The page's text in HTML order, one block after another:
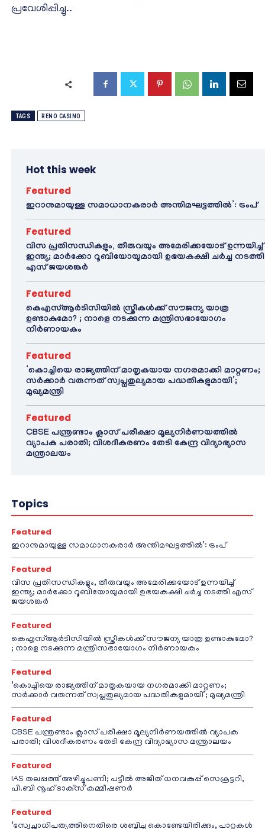
പ്രവേശിപ്പിച്ചു..
TAGS RENO CASINO
Hot this week
Featured
ഇറാനുമായുള്ള സമാധാനകരാർ അന്തിമഘട്ടത്തിൽ‌’: ട്രംപ്
Featured
വിസ പ്രതിസന്ധികളും, തീരുവയും അമേരിക്കയോട് ഉന്നയിച്ച്
ഇന്ത്യ; മാർക്കോ റൂബിയോയുമായി ഉഭയകക്ഷി ചർച്ച നടത്തി
എസ് ജയശങ്കർ
Featured
കെഎസ്ആർടിസിയിൽ സ്ത്രീകൾക്ക് സൗജന്യ യാത്ര
ഉണ്ടാകുമോ? ; നാളെ നടക്കുന്ന മന്ത്രിസഭായോഗം
നിർണായകം
Featured
‘കൊച്ചിയെ രാജ്യത്തിന് മാതൃകയായ നഗരമാക്കി മാറ്റണം;
സർക്കാർ വരുന്നത് സ്വപ്നതുല്യമായ പദ്ധതികളുമായി’;
മുഖ്യമന്ത്രി
Featured
CBSE പന്ത്രണ്ടാം ക്ലാസ് പരീക്ഷാ മൂല്യനിർണയത്തിൽ
വ്യാപക പരാതി; വിശദീകരണം തേടി കേന്ദ്ര വിദ്യാഭ്യാസ
മന്ത്രാലയം
Topics
Featured
ഇറാനുമായുള്ള സമാധാനകരാർ അന്തിമഘട്ടത്തിൽ‌’: ട്രംപ്
Featured
വിസ പ്രതിസന്ധികളും, തീരുവയും അമേരിക്കയോട് ഉന്നയിച്ച്
ഇന്ത്യ; മാർക്കോ റൂബിയോയുമായി ഉഭയകക്ഷി ചർച്ച നടത്തി എസ്
ജയശങ്കർ
Featured
കെഎസ്ആർടിസിയിൽ സ്ത്രീകൾക്ക് സൗജന്യ യാത്ര ഉണ്ടാകുമോ?
; നാളെ നടക്കുന്ന മന്ത്രിസഭായോഗം നിർണായകം
Featured
‘കൊച്ചിയെ രാജ്യത്തിന് മാതൃകയായ നഗരമാക്കി മാറ്റണം;
സർക്കാർ വരുന്നത് സ്വപ്നതുല്യമായ പദ്ധതികളുമായി’; മുഖ്യമന്ത്രി
Featured
CBSE പന്ത്രണ്ടാം ക്ലാസ് പരീക്ഷാ മൂല്യനിർണയത്തിൽ വ്യാപക
പരാതി; വിശദീകരണം തേടി കേന്ദ്ര വിദ്യാഭ്യാസ മന്ത്രാലയം
Featured
IAS തലപ്പത്ത് അഴിച്ചുപണി; പട്ടീല്‍ അജിത് ധനവകുപ്പ് സെക്രട്ടറി,
പി.ബി നൂഹ് ടാക്‌സ് കമ്മീഷണര്‍
Featured
‘സ്വേച്ഛാധിപത്യത്തിനെതിരെ ശബ്ദിച്ചു കൊണ്ടേയിരിക്കും, പാറ്റകൾ